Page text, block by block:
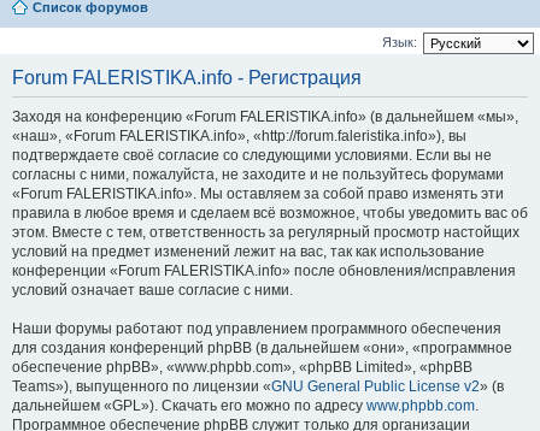
Список форумов
Язык:
Forum FALERISTIKA.info - Регистрация
Заходя на конференцию «Forum FALERISTIKA.info» (в дальнейшем «мы»,
«наш», «Forum FALERISTIKA.info», «http://forum.faleristika.info»), вы
подтверждаете своё согласие со следующими условиями. Если вы не
согласны с ними, пожалуйста, не заходите и не пользуйтесь форумами
«Forum FALERISTIKA.info». Мы оставляем за собой право изменять эти
правила в любое время и сделаем всё возможное, чтобы уведомить вас об
этом. Вместе с тем, ответственность за регулярный просмотр настойщих
условий на предмет изменений лежит на вас, так как использование
конференции «Forum FALERISTIKA.info» после обновления/исправления
условий означает ваше согласие с ними.
Наши форумы работают под управлением программного обеспечения
для создания конференций phpBB (в дальнейшем «они», «программное
обеспечение phpBB», «www.phpbb.com», «phpBB Limited», «phpBB
Teams»), выпущенного по лицензии «GNU General Public License v2» (в
дальнейшем «GPL»). Скачать его можно по адресу www.phpbb.com.
Программное обеспечение phpBB служит только для организации